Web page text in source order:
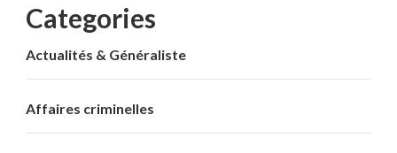
Categories
Actualités & Généraliste
Affaires criminelles